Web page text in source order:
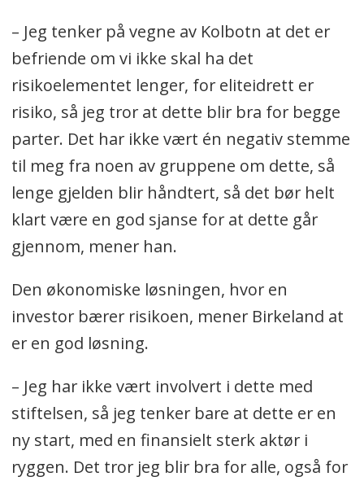
– Jeg tenker på vegne av Kolbotn at det er
befriende om vi ikke skal ha det
risikoelementet lenger, for eliteidrett er
risiko, så jeg tror at dette blir bra for begge
parter. Det har ikke vært én negativ stemme
til meg fra noen av gruppene om dette, så
lenge gjelden blir håndtert, så det bør helt
klart være en god sjanse for at dette går
gjennom, mener han.
Den økonomiske løsningen, hvor en
investor bærer risikoen, mener Birkeland at
er en god løsning.
– Jeg har ikke vært involvert i dette med
stiftelsen, så jeg tenker bare at dette er en
ny start, med en finansielt sterk aktør i
ryggen. Det tror jeg blir bra for alle, også for